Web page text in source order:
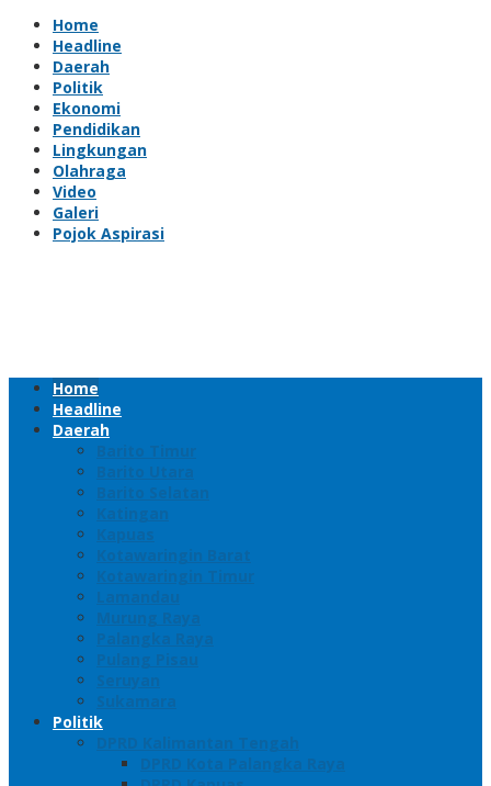
Home
Headline
Daerah
Politik
Ekonomi
Pendidikan
Lingkungan
Olahraga
Video
Galeri
Pojok Aspirasi
Home
Headline
Daerah
Barito Timur
Barito Utara
Barito Selatan
Katingan
Kapuas
Kotawaringin Barat
Kotawaringin Timur
Lamandau
Murung Raya
Palangka Raya
Pulang Pisau
Seruyan
Sukamara
Politik
DPRD Kalimantan Tengah
DPRD Kota Palangka Raya